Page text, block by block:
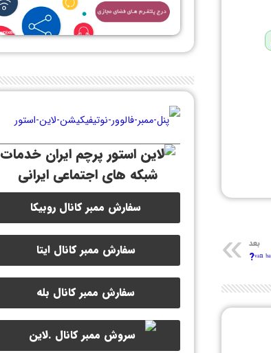
بعد
خدمات
شبکه های اجتماعی ایرانی
سفارش ممبر کانال روبیکا
سفارش ممبر کانال ایتا
سفارش ممبر کانال بله